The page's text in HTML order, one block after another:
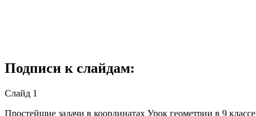
Подписи к слайдам:
Слайд 1
Простейшие задачи в координатах Урок геометрии в 9 классе